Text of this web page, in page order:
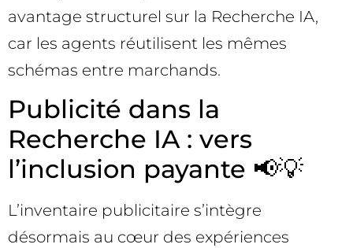
avantage structurel sur la Recherche IA,
car les agents réutilisent les mêmes
schémas entre marchands.
Publicité dans la
Recherche IA : vers
l’inclusion payante 📢💡
L’inventaire publicitaire s’intègre
désormais au cœur des expériences